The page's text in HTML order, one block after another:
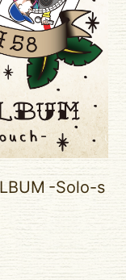
イン
テレビ
ラジオ
-Solo-s